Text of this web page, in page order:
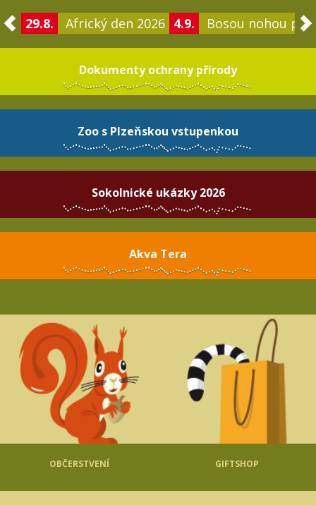
29.8. Africký den 2026 4.9. Bosou nohou po
Dokumenty ochrany přírody
Zoo s Plzeňskou vstupenkou
Sokolnické ukázky 2026
Akva Tera
OBČERSTVENÍ GIFTSHOP